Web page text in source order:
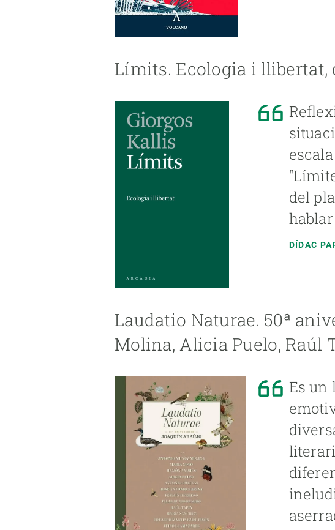
Límits. Ecologia i llibertat,
del
DÍDAC
Laudatio Naturae. 50ª
Molina, Alicia Puelo, Raúl
Es un